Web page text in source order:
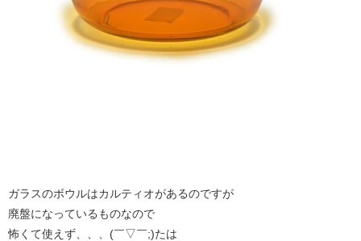
ガラスのボウルはカルティオがあるのですが
廃盤になっているものなので
怖くて使えず、、、(￣▽￣;)たは